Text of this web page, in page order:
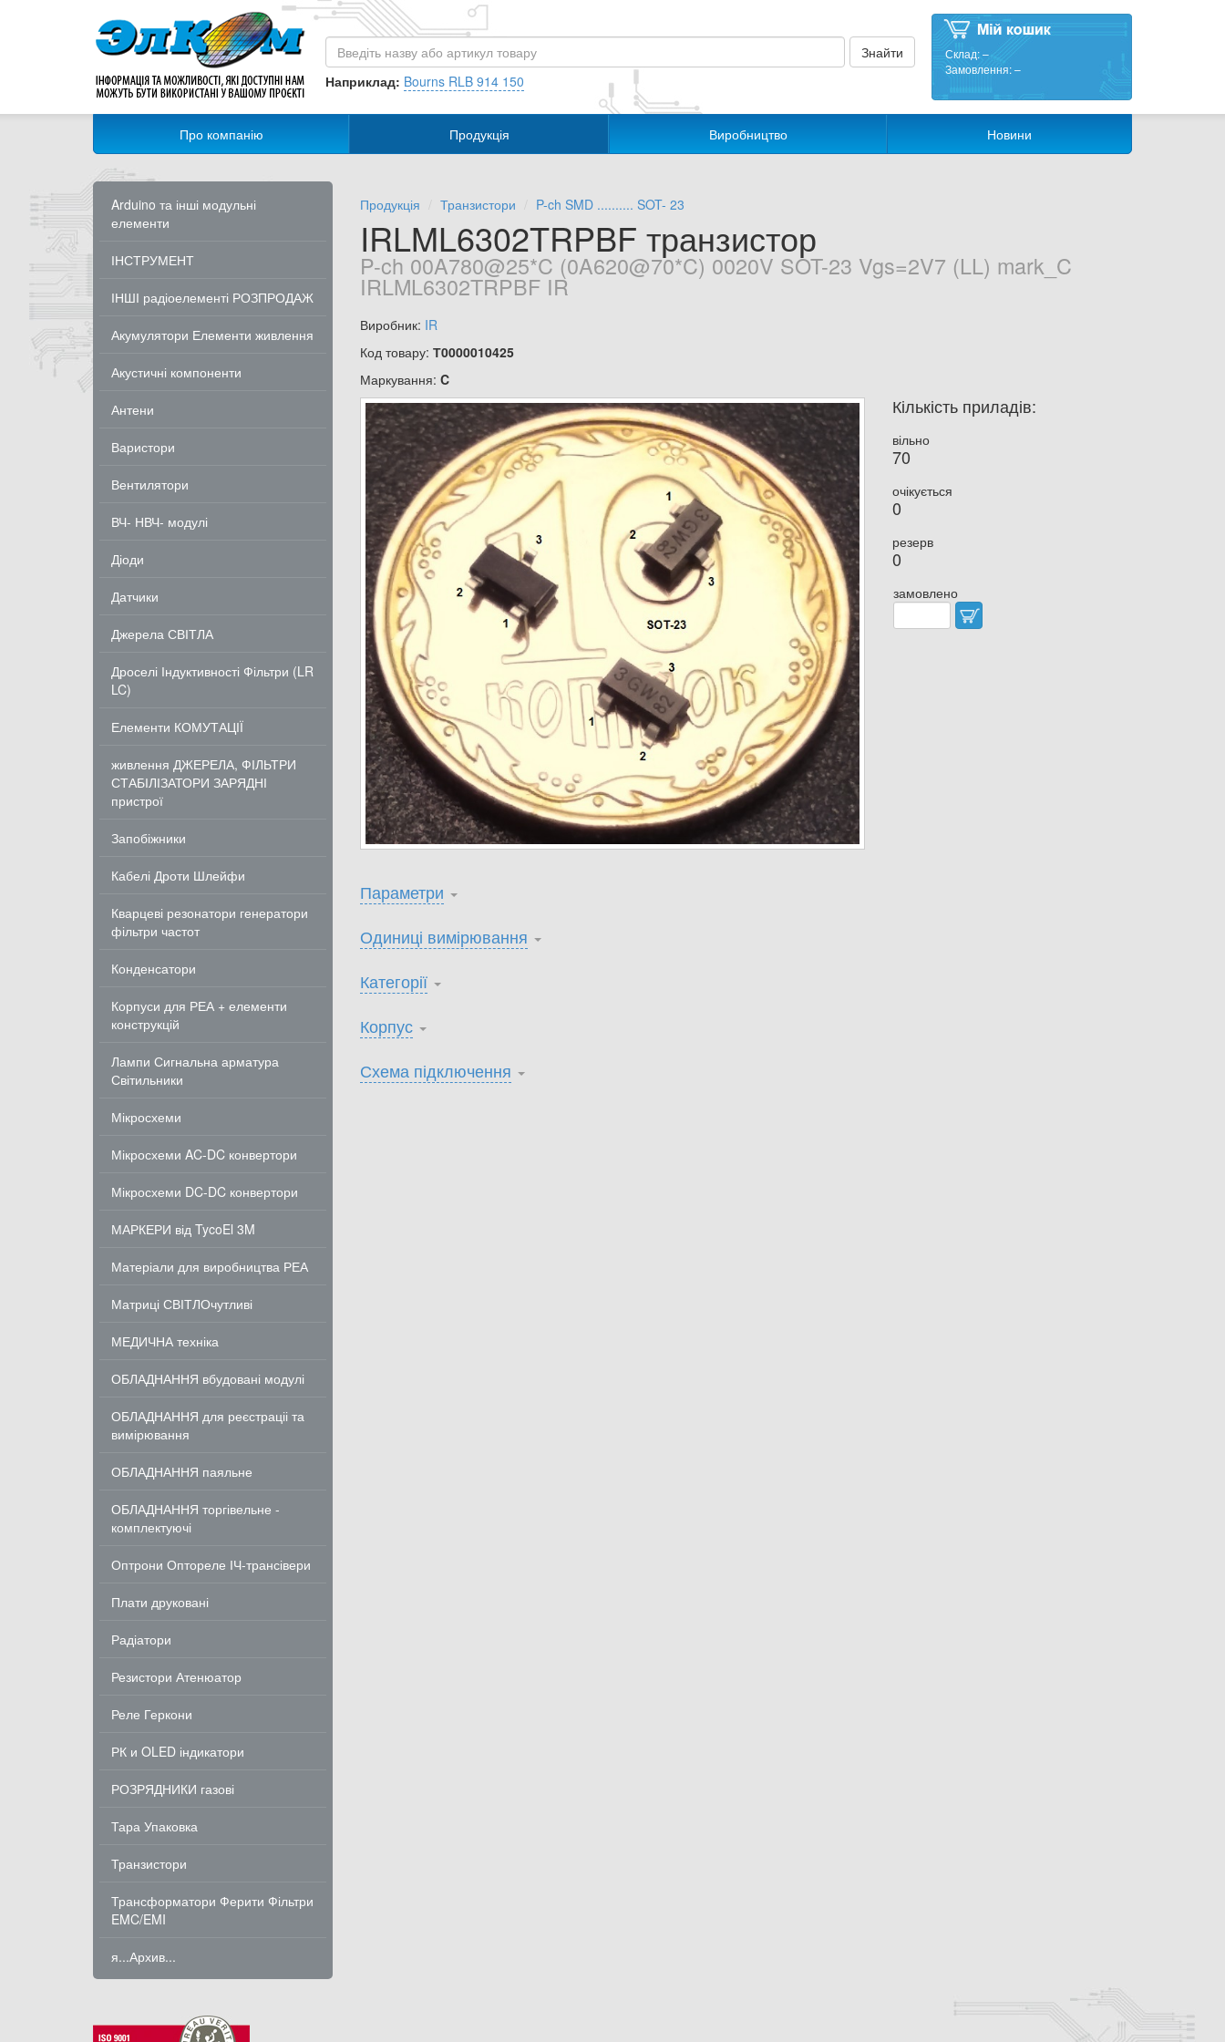
Наприклад: Bourns RLB 914 150
Склад:–
Замовлення:–
Про компанію Продукція Виробництво Новини
Arduino та інші модульні
елементи
ІНСТРУМЕНТ
ІНШІ радіоелементі РОЗПРОДАЖ
Акумулятори Елементи живлення
Акустичні компоненти
Антени
Варистори
Вентилятори
ВЧ- НВЧ- модулі
Діоди
Датчики
Джерела СВІТЛА
Дроселі Індуктивності Фільтри (LR
LC)
Елементи КОМУТАЦІЇ
живлення ДЖЕРЕЛА, ФІЛЬТРИ
СТАБІЛІЗАТОРИ ЗАРЯДНІ
пристрої
Запобіжники
Кабелі Дроти Шлейфи
Кварцеві резонатори генератори
фільтри частот
Конденсатори
Корпуси для РЕА + елементи
конструкцій
Лампи Сигнальна арматура
Світильники
Мікросхеми
Мікросхеми AC-DC конвертори
Мікросхеми DC-DC конвертори
МАРКЕРИ від TycoEl 3M
Матеріали для виробництва РЕА
Матриці СВІТЛОчутливі
МЕДИЧНА техніка
ОБЛАДНАННЯ вбудовані модулі
ОБЛАДНАННЯ для реєстраціі та
вимірювання
ОБЛАДНАННЯ паяльне
ОБЛАДНАННЯ торгівельне -
комплектуючі
Оптрони Оптореле ІЧ-трансівери
Плати друковані
Радіатори
Резистори Атенюатор
Реле Геркони
РК и OLED індикатори
РОЗРЯДНИКИ газові
Тара Упаковка
Транзистори
Трансформатори Ферити Фільтри
EMC/EMI
я...Архив...
Продукція Транзистори P-ch SMD .......... SOT- 23
IRLML6302TRPBF транзистор
P-ch 00A780@25*C (0A620@70*C) 0020V SOT-23 Vgs=2V7 (LL) mark_C
IRLML6302TRPBF IR
Виробник: IR
Код товару: Т0000010425
Маркування: C
Кількість приладів:
вільно
70
очікується
0
резерв
0
замовлено
Параметри
Одиниці вимірювання
Категорії
Корпус
Схема підключення